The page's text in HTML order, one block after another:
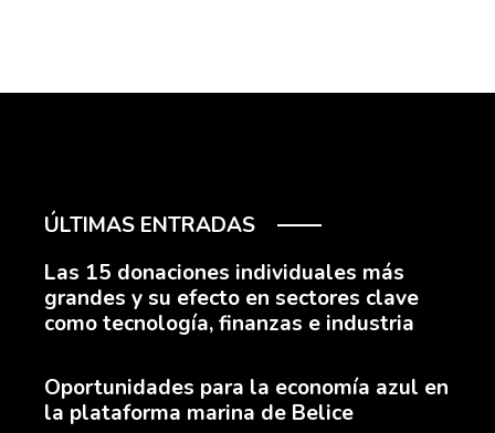
ÚLTIMAS ENTRADAS
Las 15 donaciones individuales más
grandes y su efecto en sectores clave
como tecnología, finanzas e industria
Oportunidades para la economía azul en
la plataforma marina de Belice